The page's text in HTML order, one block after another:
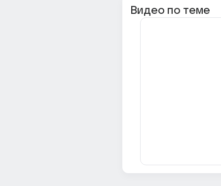
Видео по теме